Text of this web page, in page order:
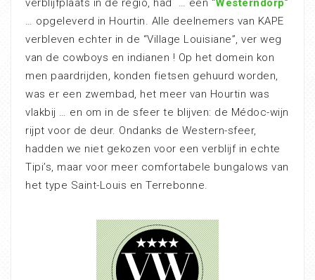
verblijfplaats in de regio, had … een “Westerndorp”
… opgeleverd in Hourtin. Alle deelnemers van KAPE
verbleven echter in de “Village Louisiane”, ver weg
van de cowboys en indianen ! Op het domein kon
men paardrijden, konden fietsen gehuurd worden,
was er een zwembad, het meer van Hourtin was
vlakbij … en om in de sfeer te blijven: de Médoc-wijn
rijpt voor de deur. Ondanks de Western-sfeer,
hadden we niet gekozen voor een verblijf in echte
Tipi’s, maar voor meer comfortabele bungalows van
het type Saint-Louis en Terrebonne.